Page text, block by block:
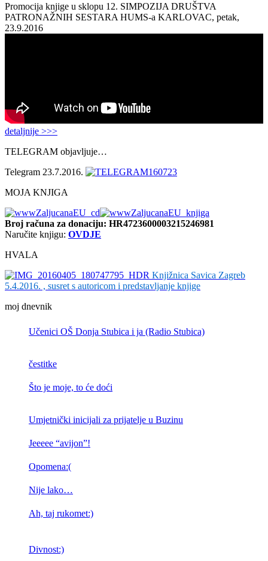
Promocija knjige u sklopu 12. SIMPOZIJA DRUŠTVA
PATRONAŽNIH SESTARA HUMS-a KARLOVAC, petak,
23.9.2016
detaljnije >>>
TELEGRAM objavljuje…
Telegram 23.7.2016.
MOJA KNJIGA
Broj računa za donaciju: HR4723600003215246981
Naručite knjigu: OVDJE
HVALA
Knjižnica Savica Zagreb
5.4.2016. , susret s autoricom i predstavljanje knjige
moj dnevnik
Učenici OŠ Donja Stubica i ja (Radio Stubica)
čestitke
Što je moje, to će doći
Umjetnički inicijali za prijatelje u Buzinu
Jeeeee “avijon”!
Opomena:(
Nije lako…
Ah, taj rukomet:)
Divnost:)